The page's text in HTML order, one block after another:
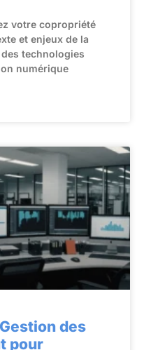
votre copropriété
et enjeux de la
technologies
numérique
des
pour